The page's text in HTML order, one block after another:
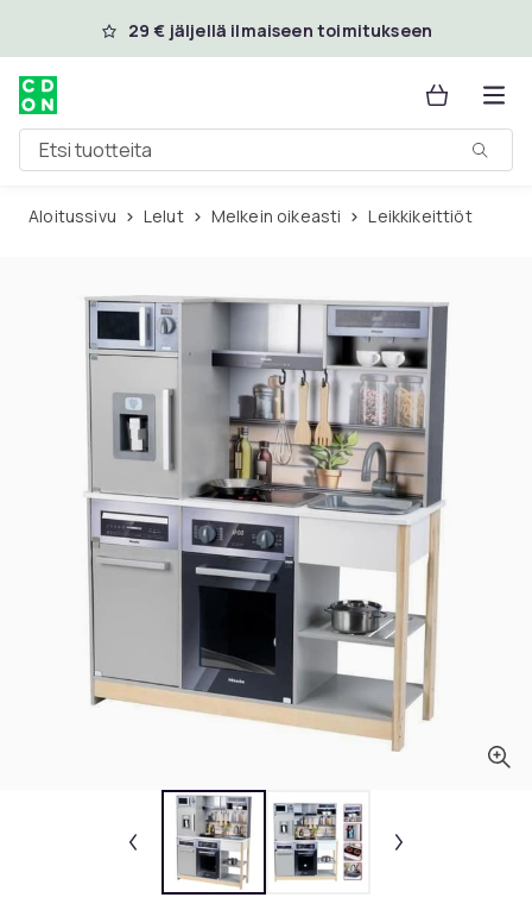
Ohita ja siirry pääsisältöön
29 € jäljellä ilmaiseen toimitukseen
Etsi tuotteita
Aloitussivu Lelut Melkein oikeasti Leikkikeittiöt